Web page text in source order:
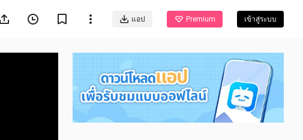
แอป Premium เข้าสู่ระบบ